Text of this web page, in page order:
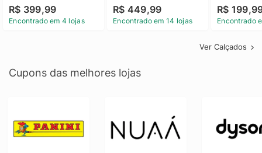
R$ 399,99
Encontrado em 4 lojas
R$ 449,99
Encontrado em 14 lojas
R$
Encontrado
Ver Calçados
Cupons das melhores lojas